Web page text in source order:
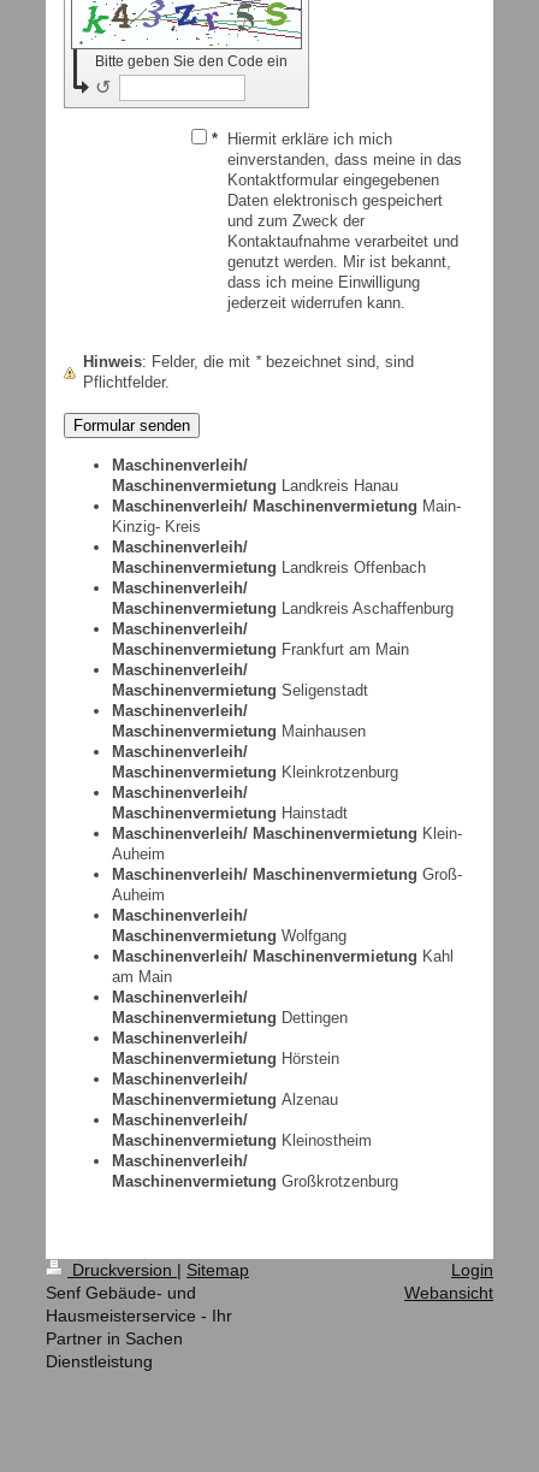
Bitte geben Sie den Code ein
↺
*
Hiermit erkläre ich mich
einverstanden, dass meine in das
Kontaktformular eingegebenen
Daten elektronisch gespeichert
und zum Zweck der
Kontaktaufnahme verarbeitet und
genutzt werden. Mir ist bekannt,
dass ich meine Einwilligung
jederzeit widerrufen kann.
Hinweis : Felder, die mit *bezeichnet sind, sind
Pflichtfelder.
Maschinenverleih/
Maschinenvermietung Landkreis Hanau
Maschinenverleih/ Maschinenvermietung Main-
Kinzig- Kreis
Maschinenverleih/
Maschinenvermietung Landkreis Offenbach
Maschinenverleih/
Maschinenvermietung Landkreis Aschaffenburg
Maschinenverleih/
Maschinenvermietung Frankfurt am Main
Maschinenverleih/
Maschinenvermietung Seligenstadt
Maschinenverleih/
Maschinenvermietung Mainhausen
Maschinenverleih/
Maschinenvermietung Kleinkrotzenburg
Maschinenverleih/
Maschinenvermietung Hainstadt
Maschinenverleih/ Maschinenvermietung Klein-
Auheim
Maschinenverleih/ Maschinenvermietung Groß-
Auheim
Maschinenverleih/
Maschinenvermietung Wolfgang
Maschinenverleih/ Maschinenvermietung Kahl
am Main
Maschinenverleih/
Maschinenvermietung Dettingen
Maschinenverleih/
Maschinenvermietung Hörstein
Maschinenverleih/
Maschinenvermietung Alzenau
Maschinenverleih/
Maschinenvermietung Kleinostheim
Maschinenverleih/
Maschinenvermietung Großkrotzenburg
Druckversion | Sitemap
Senf Gebäude- und
Hausmeisterservice - Ihr
Partner in Sachen
Dienstleistung
Login
Webansicht